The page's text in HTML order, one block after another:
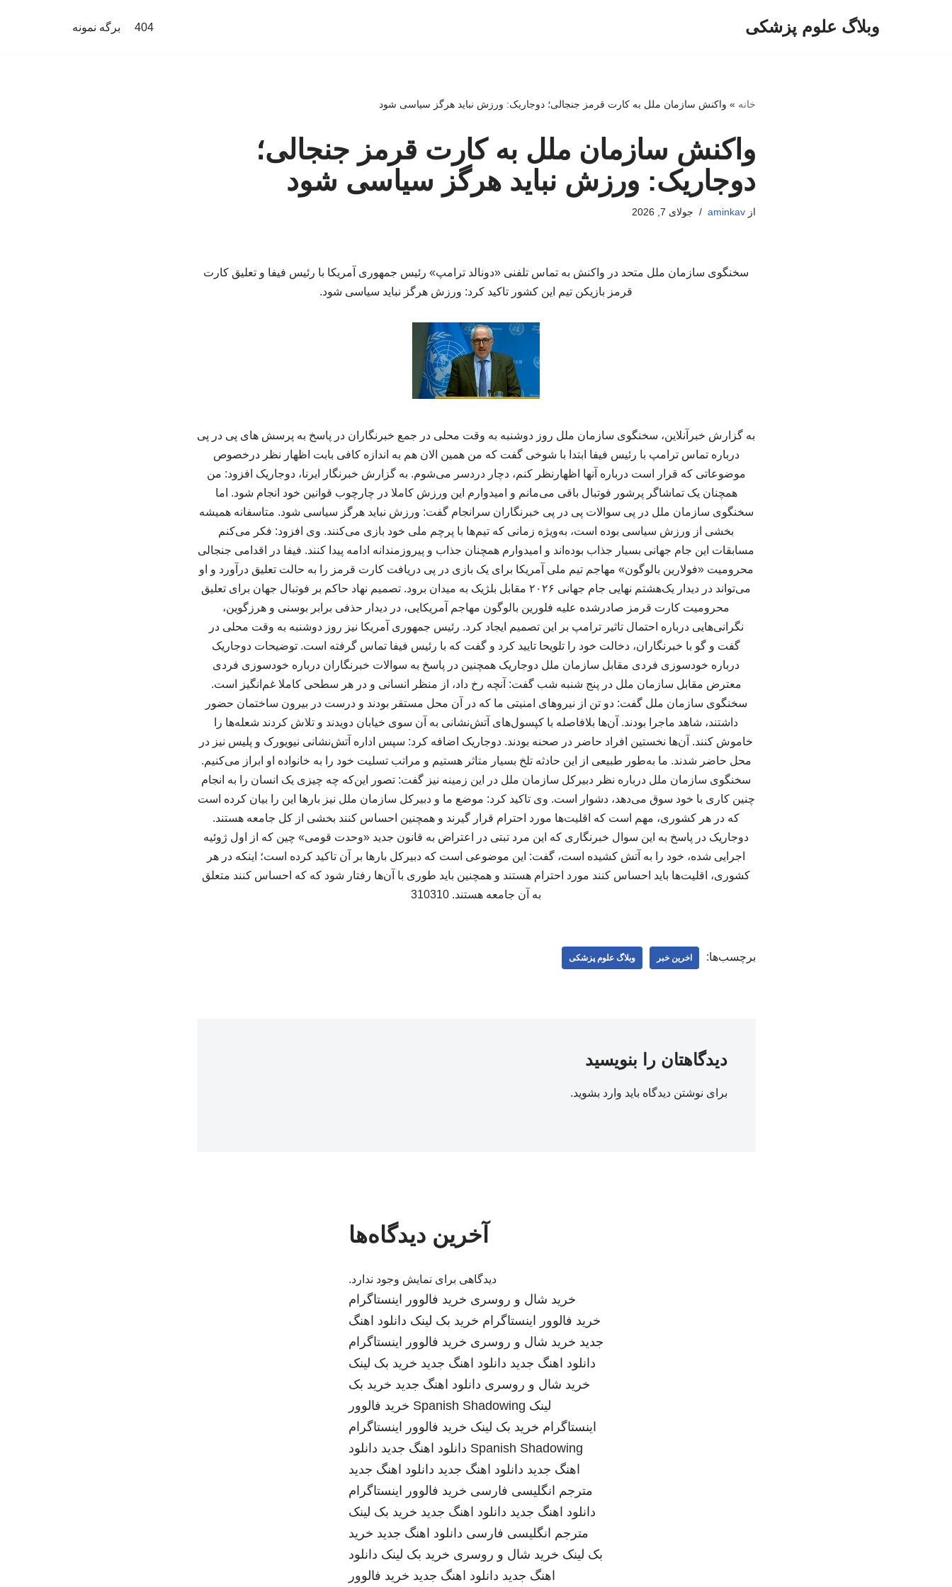
وبلاگ علوم پزشکی 404 برگه نمونه
خانه » واکنش سازمان ملل به کارت قرمز جنجالی؛ دوجاریک: ورزش نباید هرگز سیاسی شود
واکنش سازمان ملل به کارت قرمز جنجالی؛
دوجاریک: ورزش نباید هرگز سیاسی شود
ازaminkav جولای 7, 2026
سخنگوی سازمان ملل متحد در واکنش به تماس تلفنی «دونالد ترامپ» رئیس جمهوری آمریکا با رئیس فیفا و تعلیق کارت
قرمز بازیکن تیم این کشور تاکید کرد: ورزش هرگز نباید سیاسی شود.
به گزارش خبرآنلاین، سخنگوی سازمان ملل روز دوشنبه به وقت محلی در جمع خبرنگاران در پاسخ به پرسش های پی در پی
درباره تماس ترامپ با رئیس فیفا ابتدا با شوخی گفت که من همین الان هم به اندازه کافی بابت اظهار نظر درخصوص
موضوعاتی که قرار است درباره‌ آنها اظهارنظر کنم، دچار دردسر می‌شوم. به گزارش خبرنگار ایرنا، دوجاریک افزود: من
همچنان یک تماشاگر پرشور فوتبال باقی می‌مانم و امیدوارم این ورزش کاملا در چارچوب قوانین خود انجام شود. اما
سخنگوی سازمان ملل در پی سوالات پی در پی خبرنگاران سرانجام گفت: ورزش نباید هرگز سیاسی شود. متاسفانه همیشه
بخشی از ورزش سیاسی بوده است، به‌ویژه زمانی که تیم‌ها با پرچم ملی خود بازی می‌کنند. وی افزود: فکر می‌کنم
مسابقات این جام جهانی بسیار جذاب بوده‌اند و امیدوارم همچنان جذاب و پیروزمندانه ادامه پیدا کنند. فیفا در اقدامی جنجالی
محرومیت «فولارین بالوگون» مهاجم تیم ملی آمریکا برای یک بازی در پی دریافت کارت قرمز را به حالت تعلیق درآورد و او
می‌تواند در دیدار یک‌هشتم نهایی جام جهانی ۲۰۲۶ مقابل بلژیک به میدان برود. تصمیم نهاد حاکم بر فوتبال جهان برای تعلیق
محرومیت کارت قرمز صادرشده علیه فلورین بالوگون مهاجم آمریکایی، در دیدار حذفی برابر بوسنی و هرزگوین،
نگرانی‌هایی درباره احتمال تاثیر ترامپ بر این تصمیم ایجاد کرد. رئیس جمهوری آمریکا نیز روز دوشنبه به وقت محلی در
گفت و گو با خبرنگاران، دخالت خود را تلویحا تایید کرد و گفت که با رئیس فیفا تماس گرفته است. توضیحات دوجاریک
درباره خودسوزی فردی مقابل سازمان ملل دوجاریک همچنین در پاسخ به سوالات خبرنگاران درباره خودسوزی فردی
معترض مقابل سازمان ملل در پنج شنبه شب گفت: آنچه رخ داد، از منظر انسانی و در هر سطحی کاملا غم‌انگیز است.
سخنگوی سازمان ملل گفت: دو تن از نیروهای امنیتی ما که در آن محل مستقر بودند و درست در بیرون ساختمان حضور
داشتند، شاهد ماجرا بودند. آن‌ها بلافاصله با کپسول‌های آتش‌نشانی به آن سوی خیابان دویدند و تلاش کردند شعله‌ها را
خاموش کنند. آن‌ها نخستین افراد حاضر در صحنه بودند. دوجاریک اضافه کرد: سپس اداره آتش‌نشانی نیویورک و پلیس نیز در
محل حاضر شدند. ما به‌طور طبیعی از این حادثه تلخ بسیار متاثر هستیم و مراتب تسلیت خود را به خانواده او ابراز می‌کنیم.
سخنگوی سازمان ملل درباره نظر دبیرکل سازمان ملل در این زمینه نیز گفت: تصور این‌که چه چیزی یک انسان را به انجام
چنین کاری با خود سوق می‌دهد، دشوار است. وی تاکید کرد: موضع ما و دبیرکل سازمان ملل نیز بارها این را بیان کرده است
که در هر کشوری، مهم است که اقلیت‌ها مورد احترام قرار گیرند و همچنین احساس کنند بخشی از کل جامعه هستند.
دوجاریک در پاسخ به این سوال خبرنگاری که این مرد تبتی در اعتراض به قانون جدید «وحدت قومی» چین که از اول ژوئیه
اجرایی شده، خود را به آتش کشیده است، گفت: این موضوعی است که دبیرکل بارها بر آن تاکید کرده است؛ اینکه در هر
کشوری، اقلیت‌ها باید احساس کنند مورد احترام هستند و همچنین باید طوری با آن‌ها رفتار شود که که احساس کنند متعلق
به آن جامعه هستند. 310310
برچسب‌ها: اخرین خبر وبلاگ علوم پزشکی
دیدگاهتان را بنویسید
برای نوشتن دیدگاه باید وارد بشوید.
آخرین دیدگاه‌ها
دیدگاهی برای نمایش وجود ندارد.
خرید شال و روسری خرید فالوور اینستاگرام
خرید فالوور اینستاگرام خرید بک لینک دانلود اهنگ
جدید خرید شال و روسری خرید فالوور اینستاگرام
دانلود اهنگ جدید دانلود اهنگ جدید خرید بک لینک
خرید شال و روسری دانلود اهنگ جدید خرید بک
لینک Spanish Shadowing خرید فالوور
اینستاگرام خرید بک لینک خرید فالوور اینستاگرام
Spanish Shadowing دانلود اهنگ جدید دانلود
اهنگ جدید دانلود اهنگ جدید دانلود اهنگ جدید
مترجم انگلیسی فارسی خرید فالوور اینستاگرام
دانلود اهنگ جدید دانلود اهنگ جدید خرید بک لینک
مترجم انگلیسی فارسی دانلود اهنگ جدید خرید
بک لینک خرید شال و روسری خرید بک لینک دانلود
اهنگ جدید دانلود اهنگ جدید خرید فالوور